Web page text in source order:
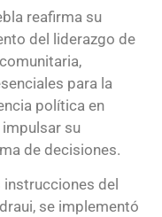
reafirma su
del liderazgo de
para la
política en
su
de decisiones.
del
se implementó